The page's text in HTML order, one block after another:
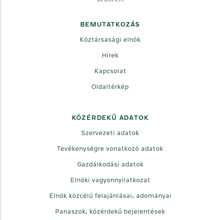
BEMUTATKOZÁS
Köztársasági elnök
Hírek
Kapcsolat
Oldaltérkép
KÖZÉRDEKŰ ADATOK
Szervezeti adatok
Tevékenységre vonatkozó adatok
Gazdálkodási adatok
Elnöki vagyonnyilatkozat
Elnök közcélú felajánlásai, adományai
Panaszok, közérdekű bejelentések